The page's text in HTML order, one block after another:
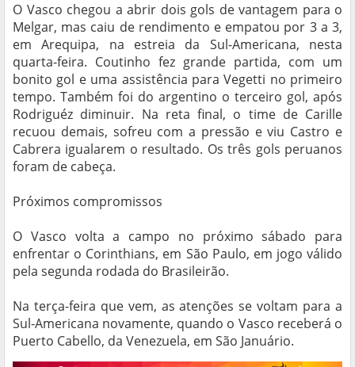
O Vasco chegou a abrir dois gols de vantagem para o
Melgar, mas caiu de rendimento e empatou por 3 a 3,
em Arequipa, na estreia da Sul-Americana, nesta
quarta-feira. Coutinho fez grande partida, com um
bonito gol e uma assistência para Vegetti no primeiro
tempo. Também foi do argentino o terceiro gol, após
Rodriguéz diminuir. Na reta final, o time de Carille
recuou demais, sofreu com a pressão e viu Castro e
Cabrera igualarem o resultado. Os três gols peruanos
foram de cabeça.
Próximos compromissos
O Vasco volta a campo no próximo sábado para
enfrentar o Corinthians, em São Paulo, em jogo válido
pela segunda rodada do Brasileirão.
Na terça-feira que vem, as atenções se voltam para a
Sul-Americana novamente, quando o Vasco receberá o
Puerto Cabello, da Venezuela, em São Januário.